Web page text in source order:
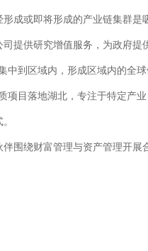
成或即将形成的产业链集群
提供研究增值服务，为政府
中到区域内，形成区域内的全
项目落地湖北，专注于特定产
围绕财富管理与资产管理开